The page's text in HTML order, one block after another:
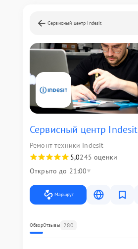
Сервисный центр Indesit
Сервисный центр Indesit
Ремонт техники Indesit
5,0245 оценки
Открыто до 21:00
Маршрут
ОбзорОтзывы 280